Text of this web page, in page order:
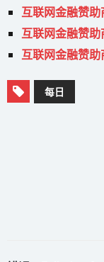
互联网金融赞
互联网金融赞
互联网金融赞
每日